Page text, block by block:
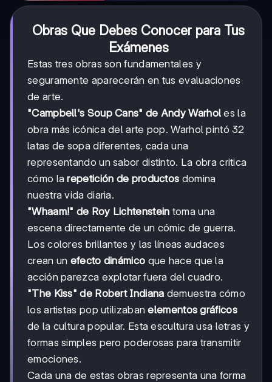
Obras Que Debes Conocer para Tus
Exámenes
Estas tres obras son fundamentales y
seguramente aparecerán en tus evaluaciones
de arte.
"Campbell's Soup Cans" de Andy Warhol es la
obra más icónica del arte pop. Warhol pintó 32
latas de sopa diferentes, cada una
representando un sabor distinto. La obra critica
cómo larepetición de productos domina
nuestra vida diaria.
"Whaam!" de Roy Lichtenstein toma una
escena directamente de un cómic de guerra.
Los colores brillantes y las líneas audaces
crean un efecto dinámico que hace que la
acción parezca explotar fuera del cuadro.
"The Kiss" de Robert Indiana demuestra cómo
los artistas pop utilizabanelementos gráficos
de la cultura popular. Esta escultura usa letras y
formas simples pero poderosas para transmitir
emociones.
Cada una de estas obras representa una forma